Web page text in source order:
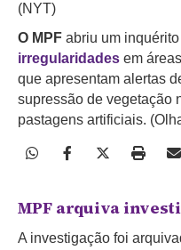
(NYT)
O MPF abriu um
irregularidades em
que apresentam alertas
supressão de vegetação
pastagens artificiais.
MPF arquiva
A investigação foi